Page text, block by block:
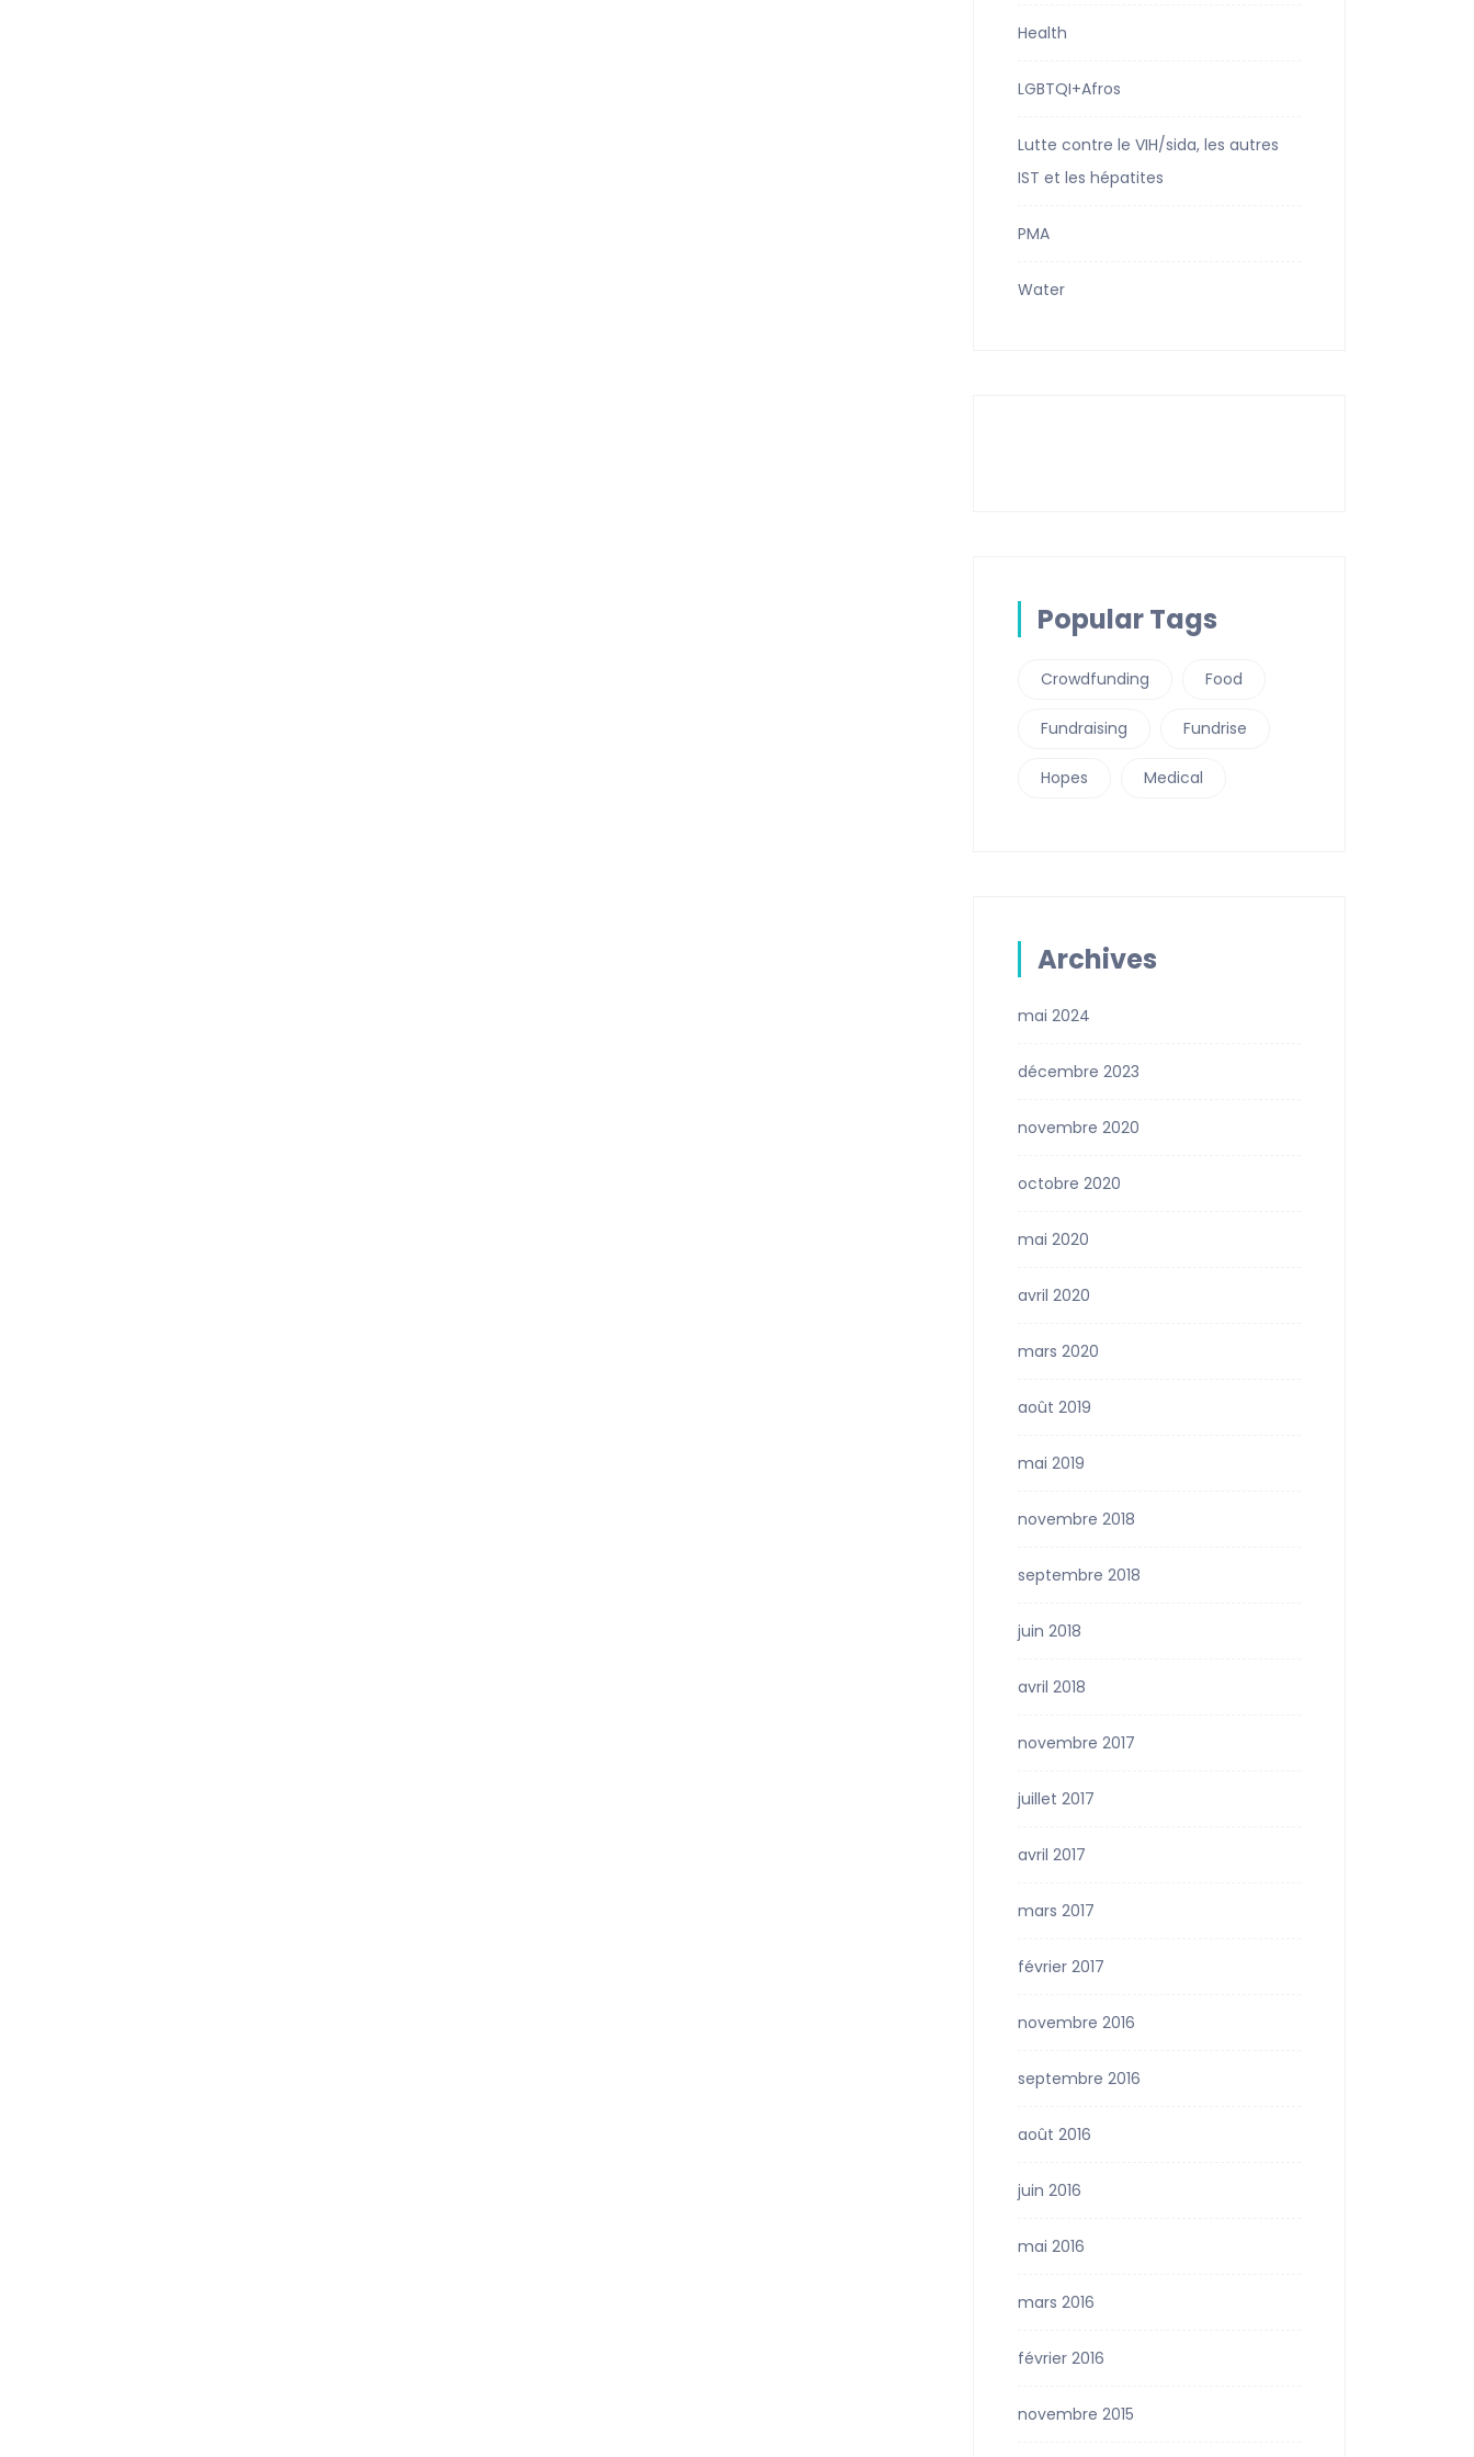
Health
LGBTQI+Afros
Lutte contre le VIH/sida, les autres
IST et les hépatites
PMA
Water
Popular Tags
Crowdfunding Food
Fundraising Fundrise
Hopes Medical
Archives
mai 2024
décembre 2023
novembre 2020
octobre 2020
mai 2020
avril 2020
mars 2020
août 2019
mai 2019
novembre 2018
septembre 2018
juin 2018
avril 2018
novembre 2017
juillet 2017
avril 2017
mars 2017
février 2017
novembre 2016
septembre 2016
août 2016
juin 2016
mai 2016
mars 2016
février 2016
novembre 2015